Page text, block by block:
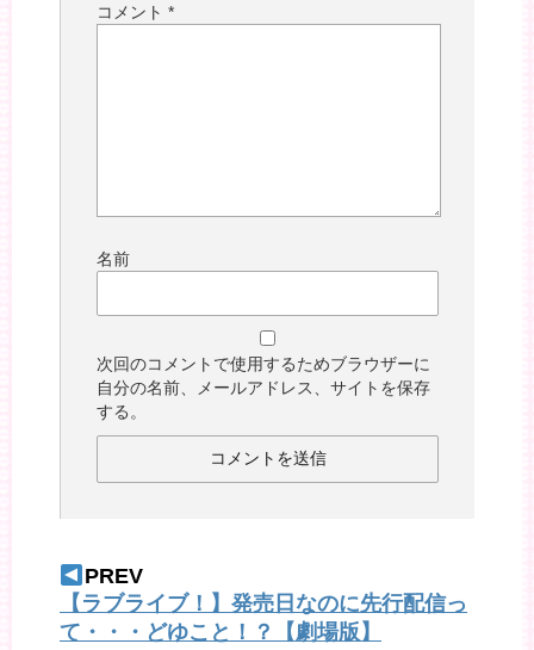
コメント *
名前
次回のコメントで使用するためブラウザーに
自分の名前、メールアドレス、サイトを保存
する。
PREV
【ラブライブ！】発売日なのに先行配信っ
て・・・どゆこと！？【劇場版】